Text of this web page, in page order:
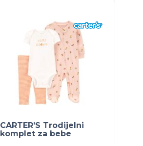
CARTER’S Trodijelni
komplet za bebe